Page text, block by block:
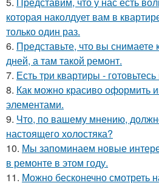
которая наколдует вам в
только один раз.
6. Представьте, что вы снимаете
дней, а там такой ремонт.
7. Есть три квартиры -
8. Как можно красиво оформить
элементами.
9. Что, по вашему мнению,
настоящего холостяка?
10. Мы запоминаем новые
в ремонте в этом году.
11. Можно бесконечно смотреть